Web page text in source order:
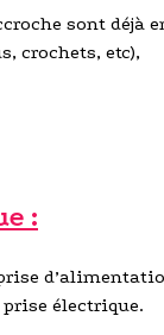
sont déjà
crochets, etc),
:
électrique.